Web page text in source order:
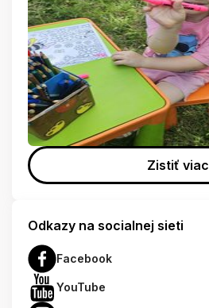
Zistiť viac
Odkazy na socialnej sieti
Facebook
YouTube